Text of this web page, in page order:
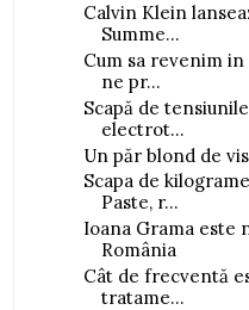
Calvin Klein
Summe...
Cum sa revenim
ne pr...
Scapă de
electrot...
Un păr blond de
Scapa de
Paste, r...
Ioana Grama este
România
Cât de frecventă
tratame...